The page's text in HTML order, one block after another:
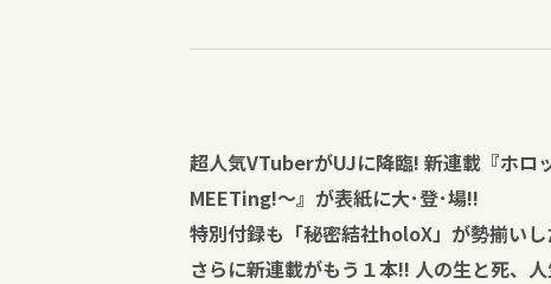
超人気VTuberがUJに降臨! 新連載『ホロ
MEETing!〜』が表紙に大･登･場!!
特別付録も「秘密結社holoX」が勢揃い
さらに新連載がもう１本!! 人の生と死、